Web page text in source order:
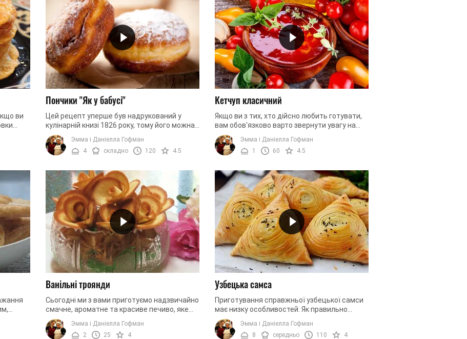
ви
Пончики "Як у бабусі"
Цей рецепт уперше був надрукований у
кулінарній книзі 1826 року, тому його можна
назвати старовинним. А важливо те, що він
є перевіреним не тільки ...
Эмма і Даніелла Гофман
4
складно 120 4.5
Кетчуп класичний
Якщо ви з тих, хто дійсно любить готувати,
вам обов'язково варто звернути увагу на
цей рецепт. Ми пропонуємо вам
приготувати домашній кетчуп. Йдеться ...
Эмма і Даніелла Гофман
1
60 4.5
Жоден
Ванільні троянди
Сьогодні ми з вами приготуємо надзвичайно
смачне, ароматне та красиве печиво, яке
має назву «Троянди». Воно легке у
приготуванні, адже містить лише ...
Эмма і Даніелла Гофман
2
25 4
Узбецька самса
Приготування справжньої узбецької самси
має низку особливостей. Як правильно
замісити тісто, яку начинку
використовувати, як випікати – на всі ці ...
Эмма і Даніелла Гофман
8
середньо 110 4